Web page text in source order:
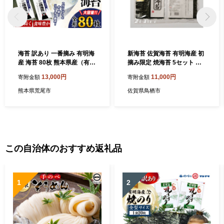
海苔 訳あり 一番摘み 有明海
産 海苔 80枚 熊本県産（有明
袋 《45日以内に出荷予定(土
日祝除く)》 海苔 のり 海苔
寄附金額 13,000円
熊本県荒尾市
新海苔 佐賀海苔 有明海産 初
摘み限定 焼海苔 5セット 海
寄附金額 11,000円
佐賀県鳥栖市
この自治体のおすすめ返礼品
1 2